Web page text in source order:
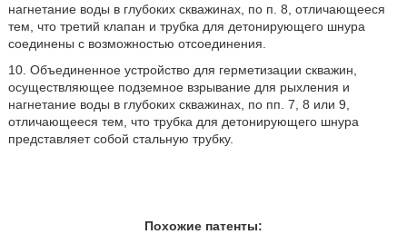
нагнетание воды в глубоких скважинах, по п. 8, отличающееся
тем, что третий клапан и трубка для детонирующего шнура
соединены с возможностью отсоединения.
10. Объединенное устройство для герметизации скважин,
осуществляющее подземное взрывание для рыхления и
нагнетание воды в глубоких скважинах, по пп. 7, 8 или 9,
отличающееся тем, что трубка для детонирующего шнура
представляет собой стальную трубку.
Похожие патенты: